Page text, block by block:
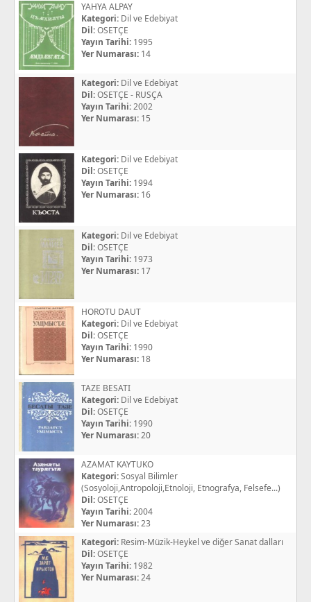
YAHYA ALPAY
Kategori: Dil ve Edebiyat
Dil:OSETÇE
Yayın Tarihi: 1995
Yer Numarası: 14
Kategori: Dil ve Edebiyat
Dil:OSETÇE - RUSÇA
Yayın Tarihi:2002
Yer Numarası: 15
Kategori: Dil ve Edebiyat
Dil:OSETÇE
Yayın Tarihi: 1994
Yer Numarası: 16
Kategori: Dil ve Edebiyat
Dil:OSETÇE
Yayın Tarihi: 1973
Yer Numarası: 17
HOROTU DAUT
Kategori: Dil ve Edebiyat
Dil:OSETÇE
Yayın Tarihi: 1990
Yer Numarası: 18
TAZE BESATI
Kategori: Dil ve Edebiyat
Dil:OSETÇE
Yayın Tarihi: 1990
Yer Numarası:20
AZAMAT KAYTUKO
Kategori:Sosyal Bilimler
(Sosyoloji,Antropoloji,Etnoloji, Etnografya, Felsefe...)
Dil:OSETÇE
Yayın Tarihi:2004
Yer Numarası:23
Kategori: Resim-Müzik-Heykel ve diğer Sanat dalları
Dil:OSETÇE
Yayın Tarihi: 1982
Yer Numarası:24